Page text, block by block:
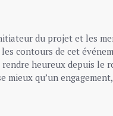
du projet et les
contours de cet
heureux depuis le
mieux qu’un